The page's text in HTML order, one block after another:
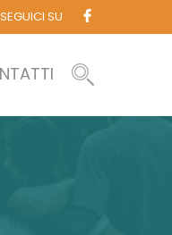
SEGUICI SU